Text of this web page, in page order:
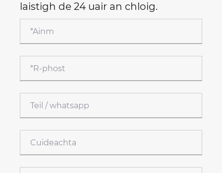
laistigh de 24 uair an chloig.